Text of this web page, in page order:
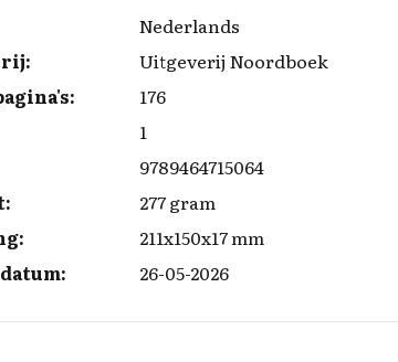
Nederlands
Uitgeverij Noordboek
176
1
9789464715064
277 gram
211x150x17 mm
26-05-2026